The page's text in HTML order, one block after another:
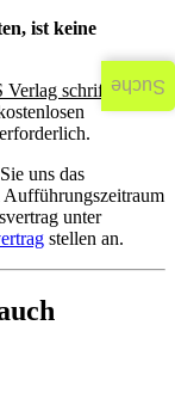
ist keine
Verlag schriftlich
uns das
unter
stellen an.
Suche